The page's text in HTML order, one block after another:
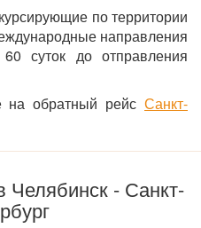
по территории
направления
суток до отправления
на обратный рейс Санкт-
Челябинск - Санкт-